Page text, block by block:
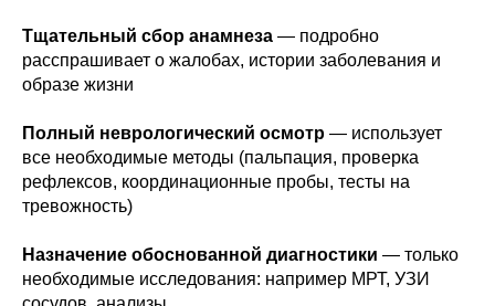
Тщательный сбор анамнеза — подробно
расспрашивает о жалобах, истории заболевания и
образе жизни
Полный неврологический осмотр — использует
все необходимые методы (пальпация, проверка
рефлексов, координационные пробы, тесты на
тревожность)
Назначение обоснованной диагностики — только
необходимые исследования: например МРТ, УЗИ